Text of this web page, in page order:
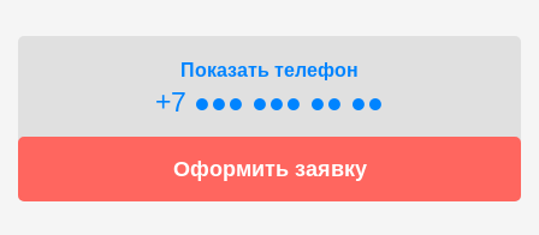
Показать телефон
+7 ●●● ●●● ●● ●●
Оформить заявку